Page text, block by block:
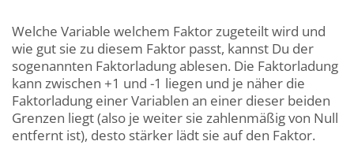
Welche Variable welchem Faktor zugeteilt wird und
wie gut sie zu diesem Faktor passt, kannst Du der
sogenannten Faktorladung ablesen. Die Faktorladung
kann zwischen +1 und -1 liegen und je näher die
Faktorladung einer Variablen an einer dieser beiden
Grenzen liegt (also je weiter sie zahlenmäßig von Null
entfernt ist), desto stärker lädt sie auf den Faktor.